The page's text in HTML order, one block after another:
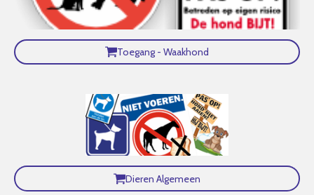
Toegang - Waakhond
Dieren Algemeen